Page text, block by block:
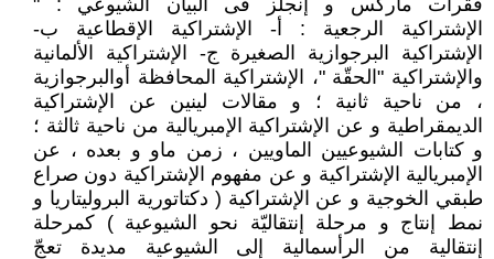
فقرات ماركس و إنجلز فى البيان الشيوعي : "
الإشتراكية الرجعية : أ- الإشتراكية الإقطاعية ب-
الإشتراكية البرجوازية الصغيرة ج- الإشتراكية الألمانية
والإشتراكية "الحقّة "، الإشتراكية المحافظة أوالبرجوازية
، من ناحية ثانية ؛ و مقالات لينين عن الإشتراكية
الديمقراطية و عن الإشتراكية الإمبريالية من ناحية ثالثة ؛
و كتابات الشيوعيين الماويين ، زمن ماو و بعده ، عن
الإمبريالية الإشتراكية و عن مفهوم الإشتراكية دون صراع
طبقي الخوجية و عن الإشتراكية ( دكتاتورية البروليتاريا و
نمط إنتاج و مرحلة إنتقاليّة نحو الشيوعية ) كمرحلة
إنتقالية من الرأسمالية إلى الشيوعية مديدة تعجّ